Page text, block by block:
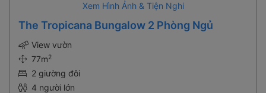
Xem Hình Ảnh & Tiện Nghi
The Tropicana Bungalow 2 Phòng Ngủ
View vườn
77m2
2 giường đôi
4 người lớn